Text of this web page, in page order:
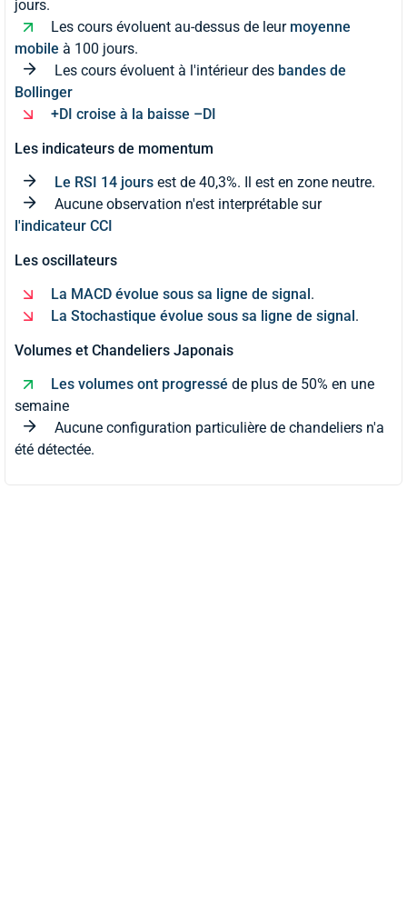
jours.
Les cours évoluent au-dessus de leur moyenne
mobile à 100 jours.
Les cours évoluent à l'intérieur des bandes de
Bollinger
+DI croise à la baisse –DI
Les indicateurs de momentum
Le RSI 14 jours est de 40,3%. Il est en zone neutre.
Aucune observation n'est interprétable sur
l'indicateur CCI
Les oscillateurs
La MACD évolue sous sa ligne de signal .
La Stochastique évolue sous sa ligne de signal .
Volumes et Chandeliers Japonais
Les volumes ont progressé de plus de 50% en une
semaine
Aucune configuration particulière de chandeliers n'a
été détectée.